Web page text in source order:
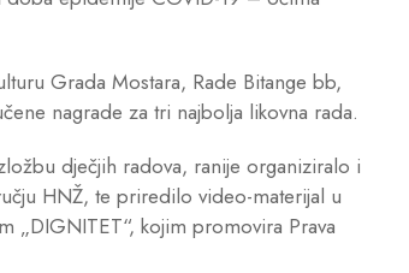
Grada Mostara, Rade Bitange bb,
nagrade za tri najbolja likovna rada.
dječjih radova, ranije organiziralo i
HNŽ, te priredilo video-materijal u
„DIGNITET“, kojim promovira Prava